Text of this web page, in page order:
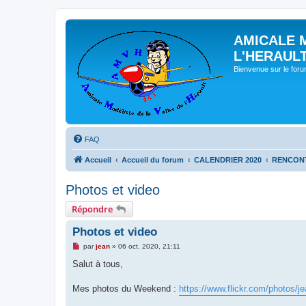
AMICALE
Bienvenue sur le
FAQ
Accueil Accueil du forum CALENDRIER 2020
Photos et video
Répondre
Photos et video
M
s
g
parjean» 06 oct. 2020, 21:11
Salut à tous,
Mes photos du Weekend : https://www.flickr.com/photos/